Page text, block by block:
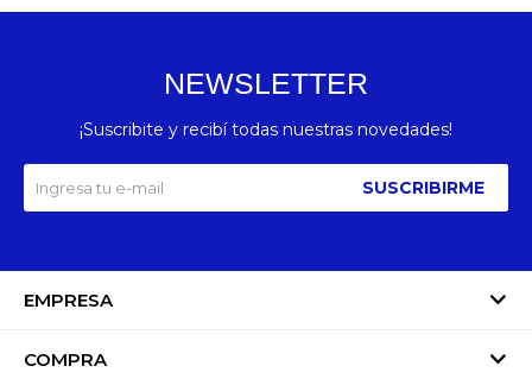
EMPRESA
COMPRA
NEWSLETTER
¡Suscribite y recibí todas nuestras novedades!
SUSCRIBIRME